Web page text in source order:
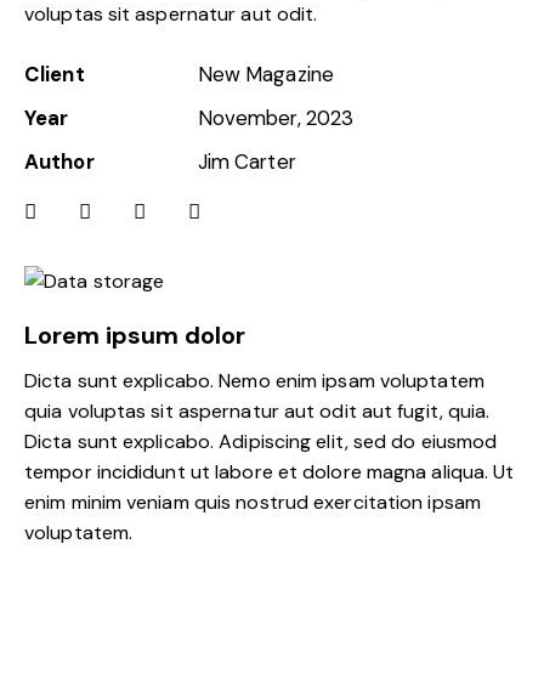
Lorem ipsum dolor
Dicta sunt explicabo. Nemo enim ipsam voluptatem
quia voluptas sit aspernatur aut odit aut fugit, quia.
Dicta sunt explicabo. Adipiscing elit, sed do eiusmod
tempor incididunt ut labore et dolore magna aliqua. Ut
enim minim veniam quis nostrud exercitation ipsam
voluptatem.
voluptas sit aspernatur aut odit.
Client
New Magazine
Year
November, 2023
Author
Jim Carter